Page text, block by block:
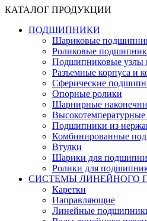
КАТАЛОГ ПРОДУКЦИИ
ПОДШИПНИКИ
Шариковые
Роликовые
Подшипниковые узлы
Разъемные корпуса и
Сферические
Опорные ролики
Шарнирные
Подшипники из
Комбинированные
Втулки
Шарики для
Ролики для
СИСТЕМЫ ЛИНЕЙНОГО
Каретки
Направляющие
Линейные